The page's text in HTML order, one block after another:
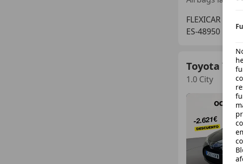
FLEXICAR
ES-48950
Toyota
1.0 City